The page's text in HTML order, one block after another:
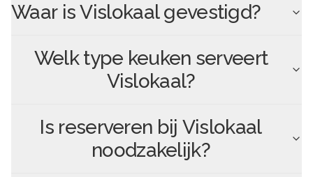
Waar isVislokaalgevestigd?
Welk type keuken serveert
Vislokaal?
Is reserveren bij Vislokaal
noodzakelijk?